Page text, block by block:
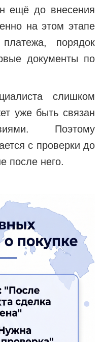
ещё до внесения
на этом этапе
порядок
документы по
слишком
уже быть связан
Поэтому
с проверки до
после него.